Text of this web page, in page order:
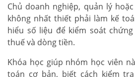
Chủ doanh nghiệp, quản lý
không nhất thiết phải làm kế
hiểu số liệu để kiểm soát
thuế và dòng tiền.
Khóa học giúp nhóm học viên
toán cơ bản, biết cách kiểm